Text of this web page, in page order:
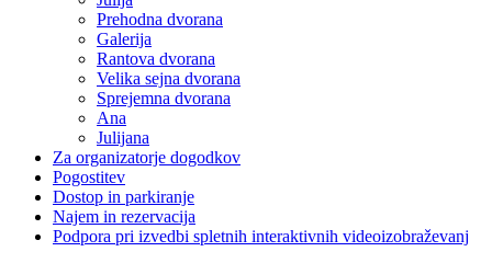
Prehodna dvorana
Galerija
Rantova dvorana
Velika sejna dvorana
Sprejemna dvorana
Ana
Julijana
Za organizatorje dogodkov
Pogostitev
Dostop in parkiranje
Najem in rezervacija
Podpora pri izvedbi spletnih interaktivnih videoizobraževanj